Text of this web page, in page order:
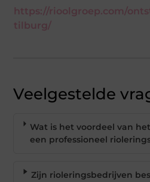
https://rioolgroep.com/
tilburg/
Veelgestelde
Wat is het voordeel van
een professioneel
Zijn rioleringsbedrijven